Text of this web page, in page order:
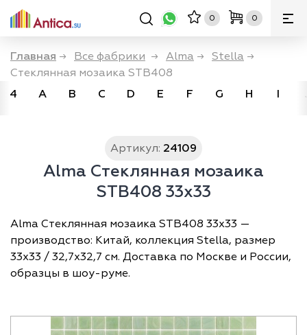
0 0
Главная → Все фабрики → Alma → Stella →
Стеклянная мозаика STB408
4
A B C D E F G H I
Артикул: 24109
Alma Стеклянная мозаика
STB408 33x33
Alma Стеклянная мозаика STB408 33x33 —
производство: Китай, коллекция Stella, размер
33х33 / 32,7х32,7 см. Доставка по Москве и России,
образцы в шоу-руме.